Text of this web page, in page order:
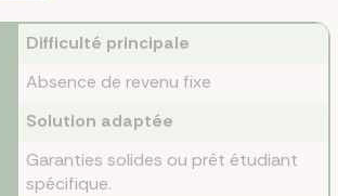
Difficulté principale
Absence de revenu fixe
Solution adaptée
Garanties solides ou prêt étudiant
spécifique.